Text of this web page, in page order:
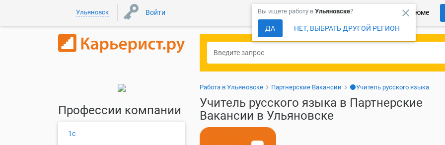
Ульяновск Войти Более 150 000 компаний ждут Ваше резюме
close
Вы ищете работу в Ульяновске?
ДА НЕТ, ВЫБРАТЬ ДРУГОЙ РЕГИОН
Работа в Ульяновске Партнерские Вакансии ⚫Учитель русского языка
Учитель русского языка в Партнерские
Вакансии в Ульяновске
Профессии компании
1с